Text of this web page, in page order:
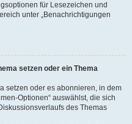
für Lesezeichen und
unter „Benachrichtigungen
setzen oder ein Thema
setzen oder es abonnieren, in dem
Optionen“ auswählst, die sich
des Themas